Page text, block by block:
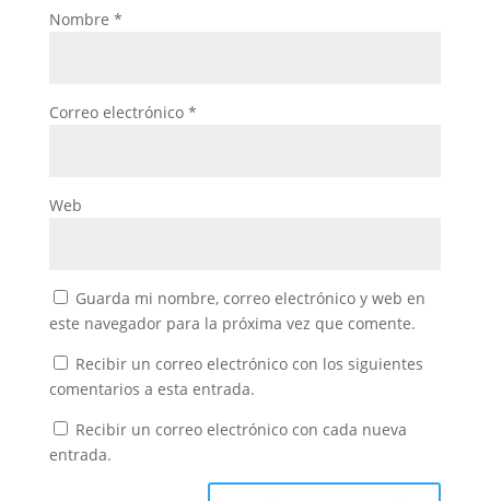
Nombre *
Correo electrónico *
Web
Guarda mi nombre, correo electrónico y web en
este navegador para la próxima vez que comente.
Recibir un correo electrónico con los siguientes
comentarios a esta entrada.
Recibir un correo electrónico con cada nueva
entrada.